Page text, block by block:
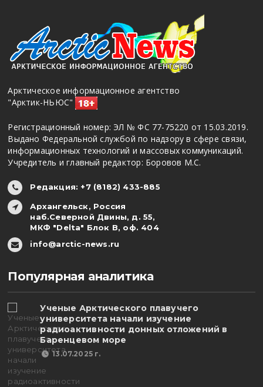
Арктическое информационное агентство
"Арктик-НЬЮС"
Регистрационный номер: ЭЛ № ФС 77-75220 от 15.03.2019.
Выдано Федеральной службой по надзору в сфере связи,
информационных технологий и массовых коммуникаций.
Учредитель и главный редактор: Боровов М.С.
Редакция: +7 (8182) 433-885
Архангельск, Россия
наб.Северной Двины, д. 55,
МКФ "Delta" Блок В, оф. 404
info@arctic-news.ru
Популярная аналитика
Ученые Арктического плавучего
университета начали изучение
радиоактивности донных отложений в
Баренцевом море
13.07.2025 г.